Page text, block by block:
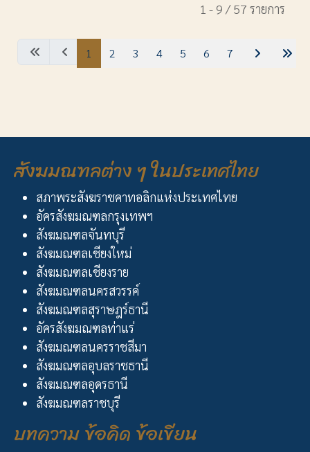
1 - 9 / 57 รายการ
1 2 3 4 5 6 7
สังฆมณฑลต่าง ๆ ในประเทศไทย
สภาพระสังฆราชคาทอลิกแห่งประเทศไทย
อัครสังฆมณฑลกรุงเทพฯ
สังฆมณฑลจันทบุรี
สังฆมณฑลเชียงใหม่
สังฆมณฑลเชียงราย
สังฆมณฑลนครสวรรค์
สังฆมณฑลสุราษฎร์ธานี
อัครสังฆมณฑลท่าแร่
สังฆมณฑลนครราชสีมา
สังฆมณฑลอุบลราชธานี
สังฆมณฑลอุดรธานี
สังฆมณฑลราชบุรี
บทความ ข้อคิด ข้อเขียน